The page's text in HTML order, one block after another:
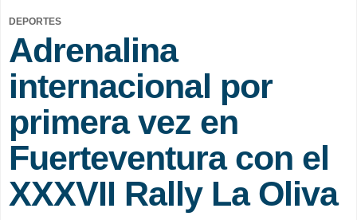
DEPORTES
Adrenalina
internacional por
primera vez en
Fuerteventura con el
XXXVII Rally La Oliva